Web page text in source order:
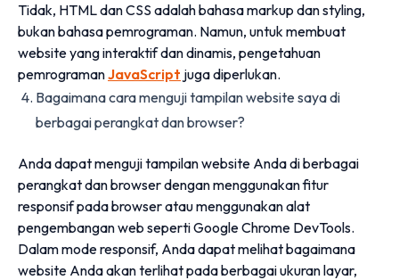
Tidak, HTML dan CSS adalah bahasa markup dan styling,
bukan bahasa pemrograman. Namun, untuk membuat
website yang interaktif dan dinamis, pengetahuan
pemrogramanJavaScript juga diperlukan.
Bagaimana cara menguji tampilan website saya di
berbagai perangkat dan browser?
Anda dapat menguji tampilan website Anda di berbagai
perangkat dan browser dengan menggunakan fitur
responsif pada browser atau menggunakan alat
pengembangan web seperti Google Chrome DevTools.
Dalam mode responsif, Anda dapat melihat bagaimana
website Anda akan terlihat pada berbagai ukuran layar,